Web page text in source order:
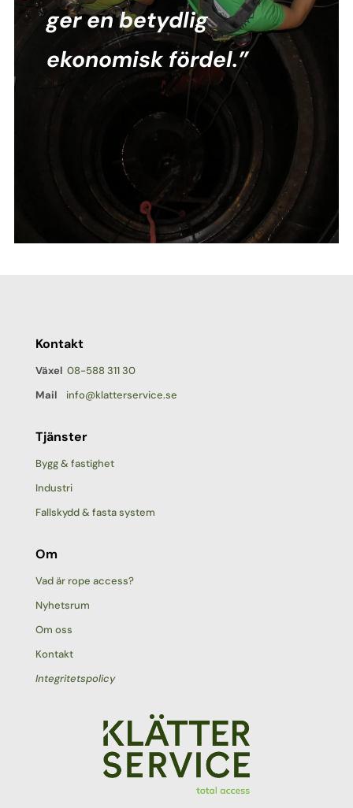
ger en betydlig
ekonomisk fördel.”
Kontakt
Växel 08-588 311 30
Mail info@klatterservice.se
Tjänster
Bygg & fastighet
Industri
Fallskydd & fasta system
Om
Vad är rope access?
Nyhetsrum
Om oss
Kontakt
Integritetspolicy